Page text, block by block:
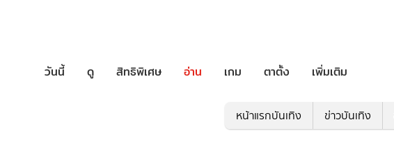
วันนี้ ดู สิทธิพิเศษ อ่าน เกม ตาตั้ง เพิ่มเติม
หน้าแรกบันเทิง ข่าวบันเทิง